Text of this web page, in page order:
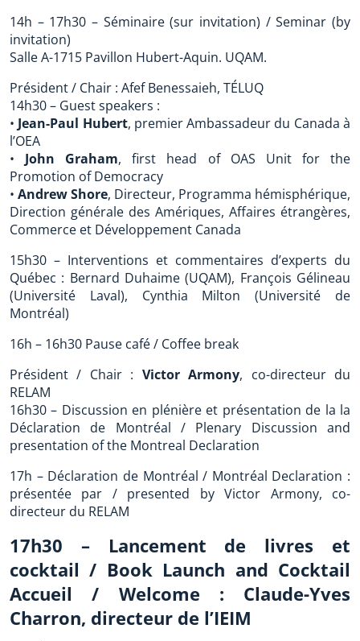
14h – 17h30 – Séminaire (sur invitation) / Seminar (by
invitation)
Salle A-1715 Pavillon Hubert-Aquin. UQAM.
Président / Chair : Afef Benessaieh, TÉLUQ
14h30 – Guest speakers :
• Jean-Paul Hubert, premier Ambassadeur du Canada à
l’OEA
• John Graham, first head of OAS Unit for the
Promotion of Democracy
• Andrew Shore, Directeur, Programma hémisphérique,
Direction générale des Amériques, Affaires étrangères,
Commerce et Développement Canada
15h30 – Interventions et commentaires d’experts du
Québec : Bernard Duhaime (UQAM), François Gélineau
(Université Laval), Cynthia Milton (Université de
Montréal)
16h – 16h30 Pause café / Coffee break
Président / Chair : Victor Armony, co-directeur du
RELAM
16h30 – Discussion en plénière et présentation de la la
Déclaration de Montréal / Plenary Discussion and
presentation of the Montreal Declaration
17h – Déclaration de Montréal / Montréal Declaration :
présentée par / presented by Victor Armony, co-
directeur du RELAM
17h30 – Lancement de livres et
cocktail / Book Launch and Cocktail
Accueil / Welcome : Claude-Yves
Charron, directeur de l’IEIM